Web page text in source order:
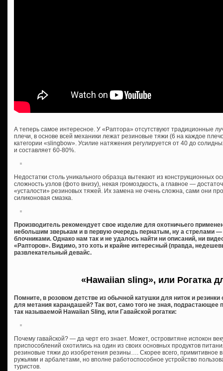
А теперь самое интересное. У «Раптора» отсутствуют традиционные
плечи, в основе всей механики лежат резиновые тяжи (6 на каждое
категории «slingbow». Усилие натяжения регулируется от 40 до
и составляет 60-80%.
Недостатки столь уникального образца вытекают из конструкционных
сложность узлов (фото внизу), некая громоздкость, а главное —
«усталости» резиновых тяжей. Их замена не очень сложна, сами они
силиконовая смазка.
Производитель рекомендует свое изделие для охотничьего
небольшим зверькам и в первую очередь пернатым, ну а стрелами
блочниками. Однако нам так и не удалось найти ни описаний, ни
«Рапторов». Видимо, это хоть и крайне интересный (правда,
развлекательный девайс.
«Hawaiian sling», или Рогатка
Помните, в розовом детстве из обычной катушки для ниток и
для метания карандашей? Так вот, само того не зная, подрастающее
так называемой Hawaiian Sling, или Гавайской рогатки:
Почему гавайской? — да черт его знает. Может, островитяне испокон
приспособлений охотились на один из своих основных продуктов
резиновые тяжи до изобретения резины…. Скорее всего, примитивное
ружьями и арбалетами, но вполне работоспособное устройство
туристов.